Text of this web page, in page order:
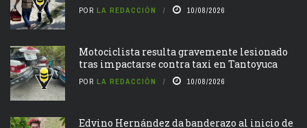
POR LA REDACCIÓN 10/08/2026
Motociclista resulta gravemente lesionado
tras impactarse contra taxi en Tantoyuca
POR LA REDACCIÓN 10/08/2026
Edvino Hernández da banderazo al inicio de